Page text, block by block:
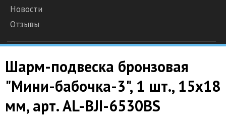
Новости
Отзывы
Шарм-подвеска бронзовая
"Мини-бабочка-3", 1 шт., 15х18
мм, арт. AL-BJI-6530BS